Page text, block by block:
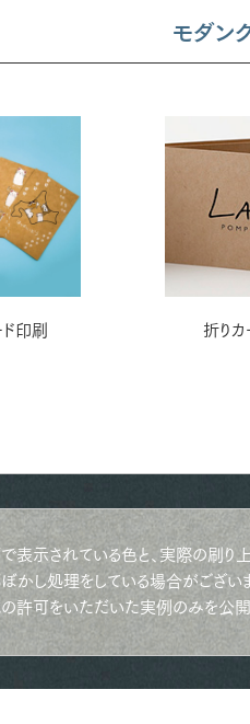
モダン
印刷 折りカ
表示されている色と、実際の刷り
かし処理をしている場合がございま
許可をいただいた実例のみを公開